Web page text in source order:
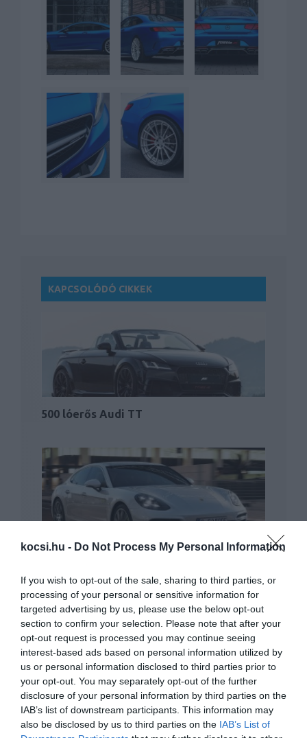
kocsi.hu - Do Not Process My Personal Information
If you wish to opt-out of the sale, sharing to third parties, or
processing of your personal or sensitive information for
targeted advertising by us, please use the below opt-out
section to confirm your selection. Please note that after your
opt-out request is processed you may continue seeing
interest-based ads based on personal information utilized by
us or personal information disclosed to third parties prior to
your opt-out. You may separately opt-out of the further
disclosure of your personal information by third parties on the
IAB’s list of downstream participants. This information may
also be disclosed by us to third parties on the IAB’s List of
KAPCSOLÓDÓ CIKKEK
500 lóerős Audi TT
Itt a legerősebb Panamera változat!
Jövőre is elmaradhat a Genfi Autószalon